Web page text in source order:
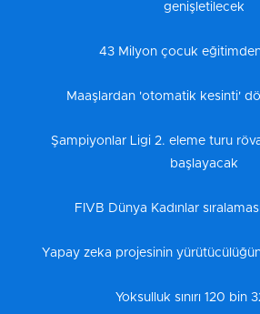
genişletilecek
43 Milyon çocuk
Maaşlardan 'otomatik kesinti'
Şampiyonlar Ligi 2. eleme turu
başlayacak
FIVB Dünya Kadınlar
Yapay zeka projesinin
Yoksulluk sınırı 120 bin